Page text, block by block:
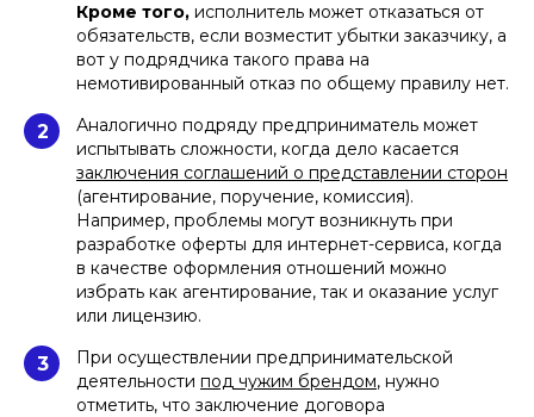
Кроме того, исполнитель может отказаться от
обязательств, если возместит убытки заказчику, а
вот у подрядчика такого права на
немотивированный отказ по общему правилу нет.
2
Аналогично подряду предприниматель может
испытывать сложности, когда дело касается
заключения соглашений о представлении сторон
(агентирование, поручение, комиссия).
Например, проблемы могут возникнуть при
разработке оферты для интернет-сервиса, когда
в качестве оформления отношений можно
избрать как агентирование, так и оказание услуг
или лицензию.
3
При осуществлении предпринимательской
деятельности под чужим брендом, нужно
отметить, что заключение договора
Афонин, Божор и партнеры смогли
разработать механизм расчетов по
сложной транзакции, связанной с
приобретением имущества за счет
криптоактивов, отмечаем высокий
уровень экспертизы команды в сфере
новых технологий